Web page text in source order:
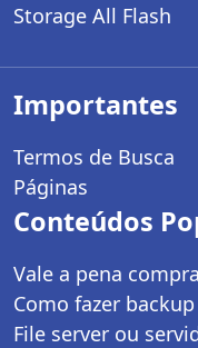
Storage All Flash
Importantes
Termos de Busca
Páginas
Conteúdos
Vale a pena
Como fazer
File server ou